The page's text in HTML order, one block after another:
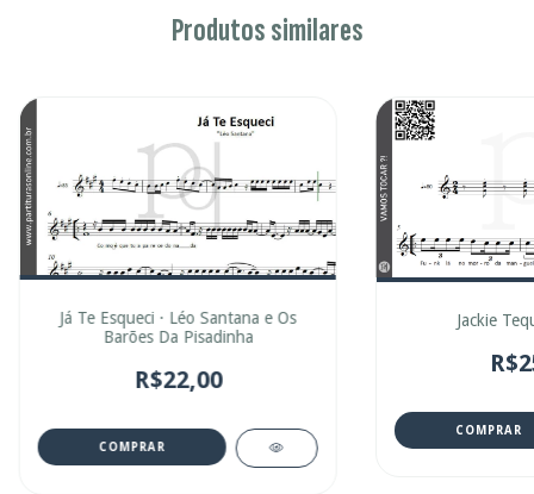
Produtos similares
Já Te Esqueci · Léo Santana e Os
Barões Da Pisadinha
R$22,00
COMPRAR
Jackie
COMPRAR